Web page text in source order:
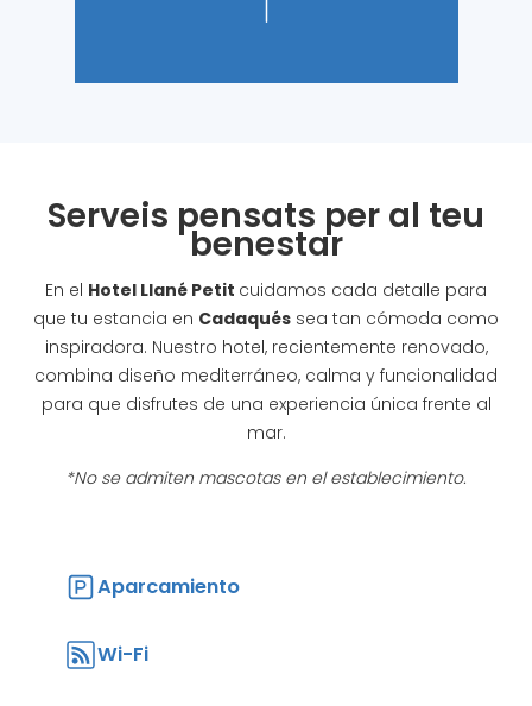
Serveis pensats per al teu
benestar
En el Hotel Llané Petit cuidamos cada detalle para
que tu estancia en Cadaqués sea tan cómoda como
inspiradora. Nuestro hotel, recientemente renovado,
combina diseño mediterráneo, calma y funcionalidad
para que disfrutes de una experiencia única frente al
mar.
*No se admiten mascotas en el establecimiento.
Aparcamiento
Wi-Fi